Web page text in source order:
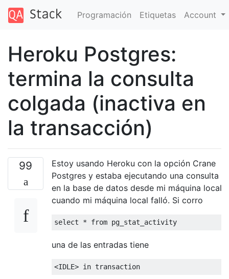
Programación Etiquetas Account
Heroku Postgres:
termina la consulta
colgada (inactiva en
la transacción)
99
Estoy usando Heroku con la opción Crane
Postgres y estaba ejecutando una consulta
en la base de datos desde mi máquina local
cuando mi máquina local falló. Si corro
select * from pg_stat_activity
una de las entradas tiene
<IDLE> in transaction